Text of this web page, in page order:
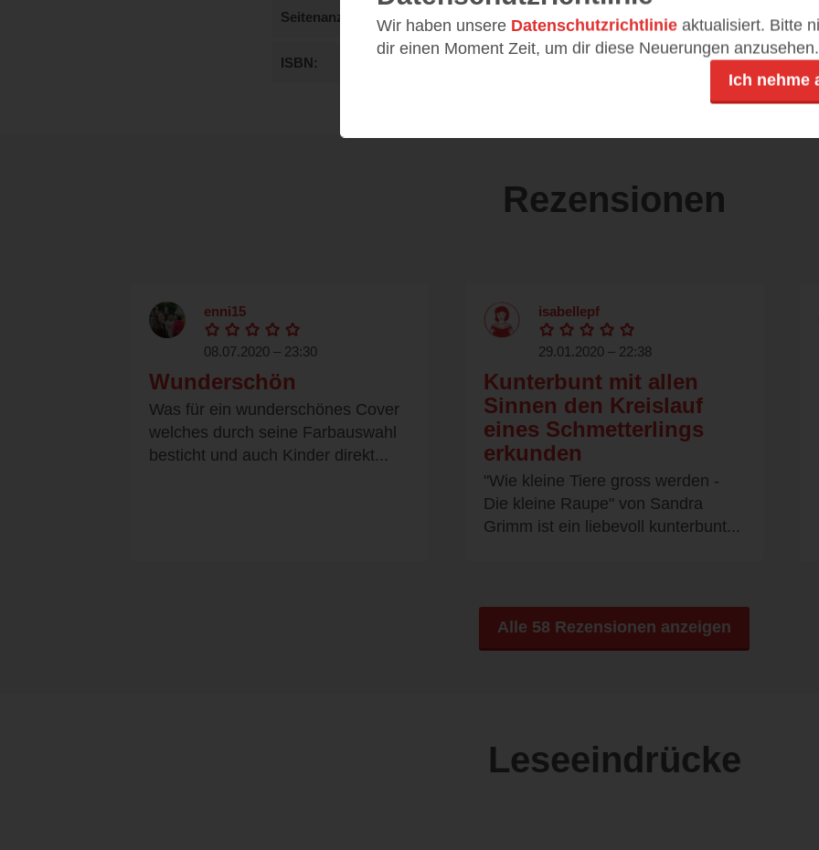
Seitenanzahl
ISBN
Rezensionen
enni15
08.07.2020 – 23:30
Wunderschön
Was für ein wunderschönes Cover
welches durch seine Farbauswahl
besticht und auch Kinder direkt...
isabellepf
29.01.2020 – 22:38
Kunterbunt mit allen
Sinnen den Kreislauf
eines Schmetterlings
erkunden
"Wie kleine Tiere gross werden -
Die kleine Raupe" von Sandra
Grimm ist ein liebevoll kunterbunt...
Alle 58 Rezensionen anzeigen
Leseeindrücke
Wir haben unsere Datenschutzrichtlinie aktualisiert. Bitte
dir einen Moment Zeit, um dir diese Neuerungen anzusehen.
Ich nehme